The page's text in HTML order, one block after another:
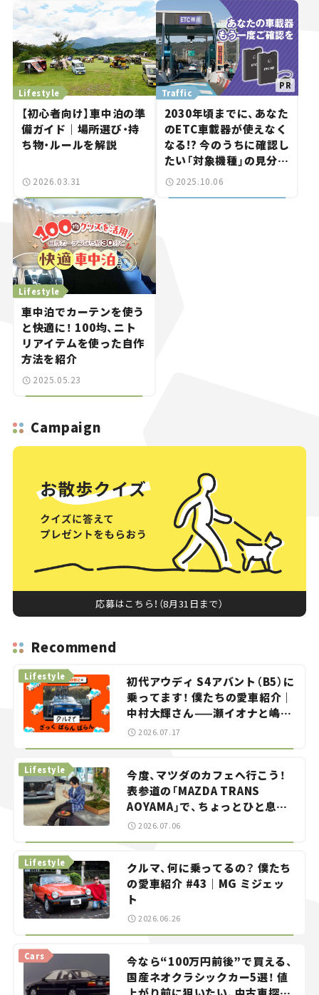
Lifestyle
【初心者向け】車中泊の準
備ガイド｜場所選び・持
ち物・ルールを解説
2026.03.31
Traffic
2030年頃までに、あなた
のETC車載器が使えなく
なる!? 今のうちに確認し
たい「対象機種」の見分け
方 2025.10.06
Lifestyle
車中泊でカーテンを使う
と快適に！ 100均、ニト
リアイテムを使った自作
方法を紹介
2025.05.23
Campaign
応募はこちら！（8月31日まで）
Recommend
初代アウディ S4アバント（B5）に
乗ってます！ 僕たちの愛車紹介｜
中村大輝さん——瀬イオナと嶋田
智之の「クルマでざっくばらんば
Lifestyle
2026.07.17
今度、マツダのカフェへ行こう！
表参道の「MAZDA TRANS
AOYAMA」で、ちょっとひと息。
——連載｜CCGとクルマでどうす
Lifestyle
2026.07.06
クルマ、何に乗ってるの？ 僕たち
の愛車紹介 #43｜MG ミジェッ
ト
Lifestyle
2026.06.26
今なら“100万円前後”で買える、
国産ネオクラシックカー5選！ 値
Cars